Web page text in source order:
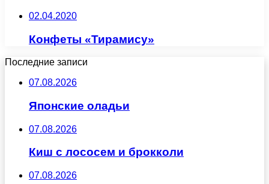
02.04.2020
Конфеты «Тирамису»
Последние записи
07.08.2026
Японские оладьи
07.08.2026
Киш с лососем и брокколи
07.08.2026